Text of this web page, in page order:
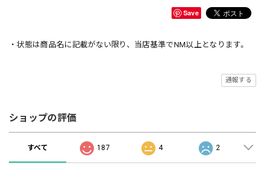
Save
・状態は商品名に記載がない限り、当店基準でNM以上となります。
通報する
ショップの評価
すべて 187 4 2